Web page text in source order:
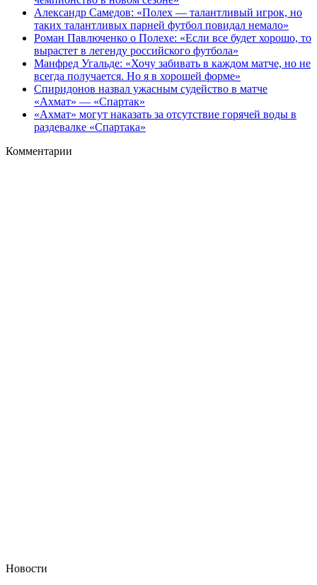
Александр Самедов: «Полех — талантливый игрок, но
таких талантливых парней футбол повидал немало»
Роман Павлюченко о Полехе: «Если все будет хорошо, то
вырастет в легенду российского футбола»
Манфред Угальде: «Хочу забивать в каждом матче, но не
всегда получается. Но я в хорошей форме»
Спиридонов назвал ужасным судейство в матче
«Ахмат» — «Спартак»
«Ахмат» могут наказать за отсутствие горячей воды в
раздевалке «Спартака»
Комментарии
Новости